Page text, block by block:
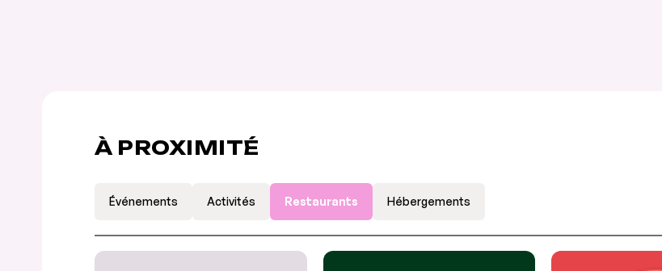
À PROXIMITÉ
Événements Activités Restaurants Hébergements